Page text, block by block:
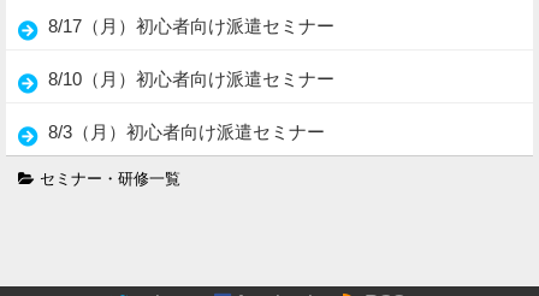
8/17（月）初心者向け派遣セミナー
8/10（月）初心者向け派遣セミナー
8/3（月）初心者向け派遣セミナー
セミナー・研修一覧